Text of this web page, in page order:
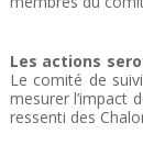
Les actions
Le comité de
mesurer l’impact
ressenti des